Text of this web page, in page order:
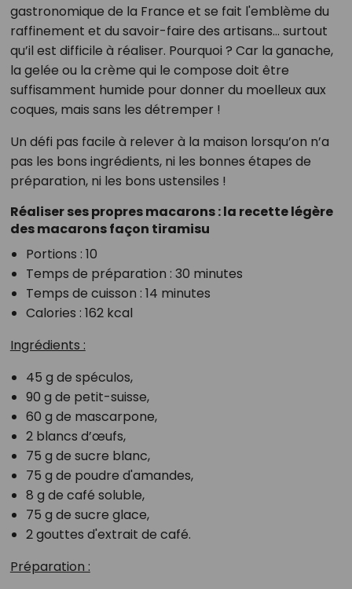
gastronomique de la France et se fait l'emblème du
raffinement et du savoir-faire des artisans… surtout
qu’il est difficile à réaliser. Pourquoi ? Car la ganache,
la gelée ou la crème qui le compose doit être
suffisamment humide pour donner du moelleux aux
coques, mais sans les détremper !
Un défi pas facile à relever à la maison lorsqu’on n’a
pas les bons ingrédients, ni les bonnes étapes de
préparation, ni les bons ustensiles !
Réaliser ses propres macarons : la recette légère
des macarons façon tiramisu
Portions : 10
Temps de préparation : 30 minutes
Temps de cuisson : 14 minutes
Calories : 162 kcal
Ingrédients :
45 g de spéculos,
90 g de petit-suisse,
60 g de mascarpone,
2 blancs d’œufs,
75 g de sucre blanc,
75 g de poudre d'amandes,
8 g de café soluble,
75 g de sucre glace,
2 gouttes d'extrait de café.
Préparation :